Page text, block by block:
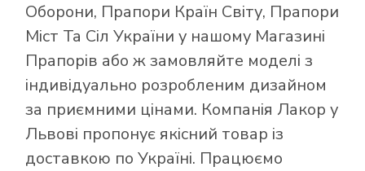
Оборони, Прапори Країн Світу, Прапори
Міст Та Сіл України у нашому Магазині
Прапорів або ж замовляйте моделі з
індивідуально розробленим дизайном
за приємними цінами. Компанія Лакор у
Львові пропонує якісний товар із
доставкою по Україні. Працюємо